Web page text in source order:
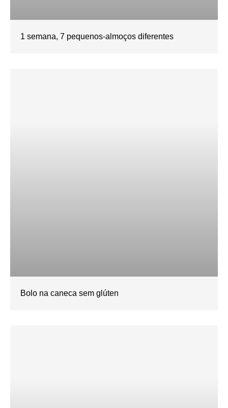
1 semana, 7 pequenos-almoços diferentes
Bolo na caneca sem glúten